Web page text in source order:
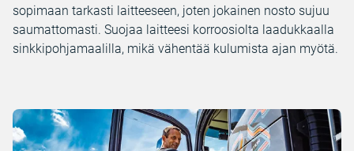
sopimaan tarkasti laitteeseen, joten jokainen nosto sujuu
saumattomasti. Suojaa laitteesi korroosiolta laadukkaalla
sinkkipohjamaalilla, mikä vähentää kulumista ajan myötä.